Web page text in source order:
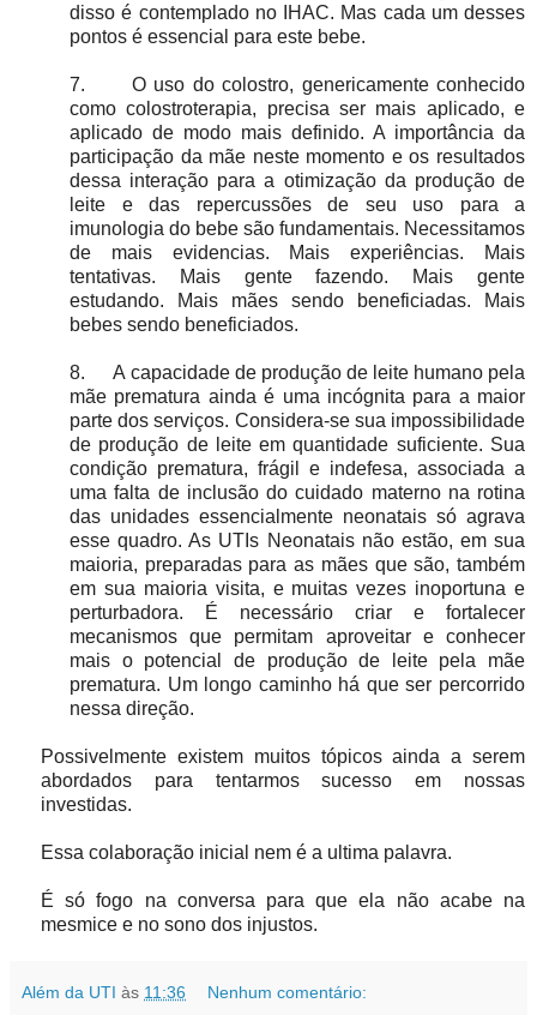
disso é contemplado no IHAC. Mas cada um desses
pontos é essencial para este bebe.
7.
O uso do colostro, genericamente conhecido
como colostroterapia, precisa ser mais aplicado, e
aplicado de modo mais definido. A importância da
participação da mãe neste momento e os resultados
dessa interação para a otimização da produção de
leite e das repercussões de seu uso para a
imunologia do bebe são fundamentais. Necessitamos
de mais evidencias. Mais experiências. Mais
tentativas. Mais gente fazendo. Mais gente
estudando. Mais mães sendo beneficiadas. Mais
bebes sendo beneficiados.
8.
A capacidade de produção de leite humano pela
mãe prematura ainda é uma incógnita para a maior
parte dos serviços. Considera-se sua impossibilidade
de produção de leite em quantidade suficiente. Sua
condição prematura, frágil e indefesa, associada a
uma falta de inclusão do cuidado materno na rotina
das unidades essencialmente neonatais só agrava
esse quadro. As UTIs Neonatais não estão, em sua
maioria, preparadas para as mães que são, também
em sua maioria visita, e muitas vezes inoportuna e
perturbadora. É necessário criar e fortalecer
mecanismos que permitam aproveitar e conhecer
mais o potencial de produção de leite pela mãe
prematura. Um longo caminho há que ser percorrido
nessa direção.
Possivelmente existem muitos tópicos ainda a serem
abordados para tentarmos sucesso em nossas
investidas.
Essa colaboração inicial nem é a ultima palavra.
É só fogo na conversa para que ela não acabe na
mesmice e no sono dos injustos.
Além da UTI às 11:36 Nenhum comentário: